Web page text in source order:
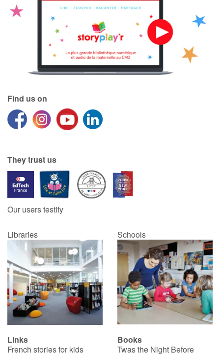
Find us on
They trust us
Our users testify
Libraries Schools
Links
French stories for kids
Books
Twas the Night Before